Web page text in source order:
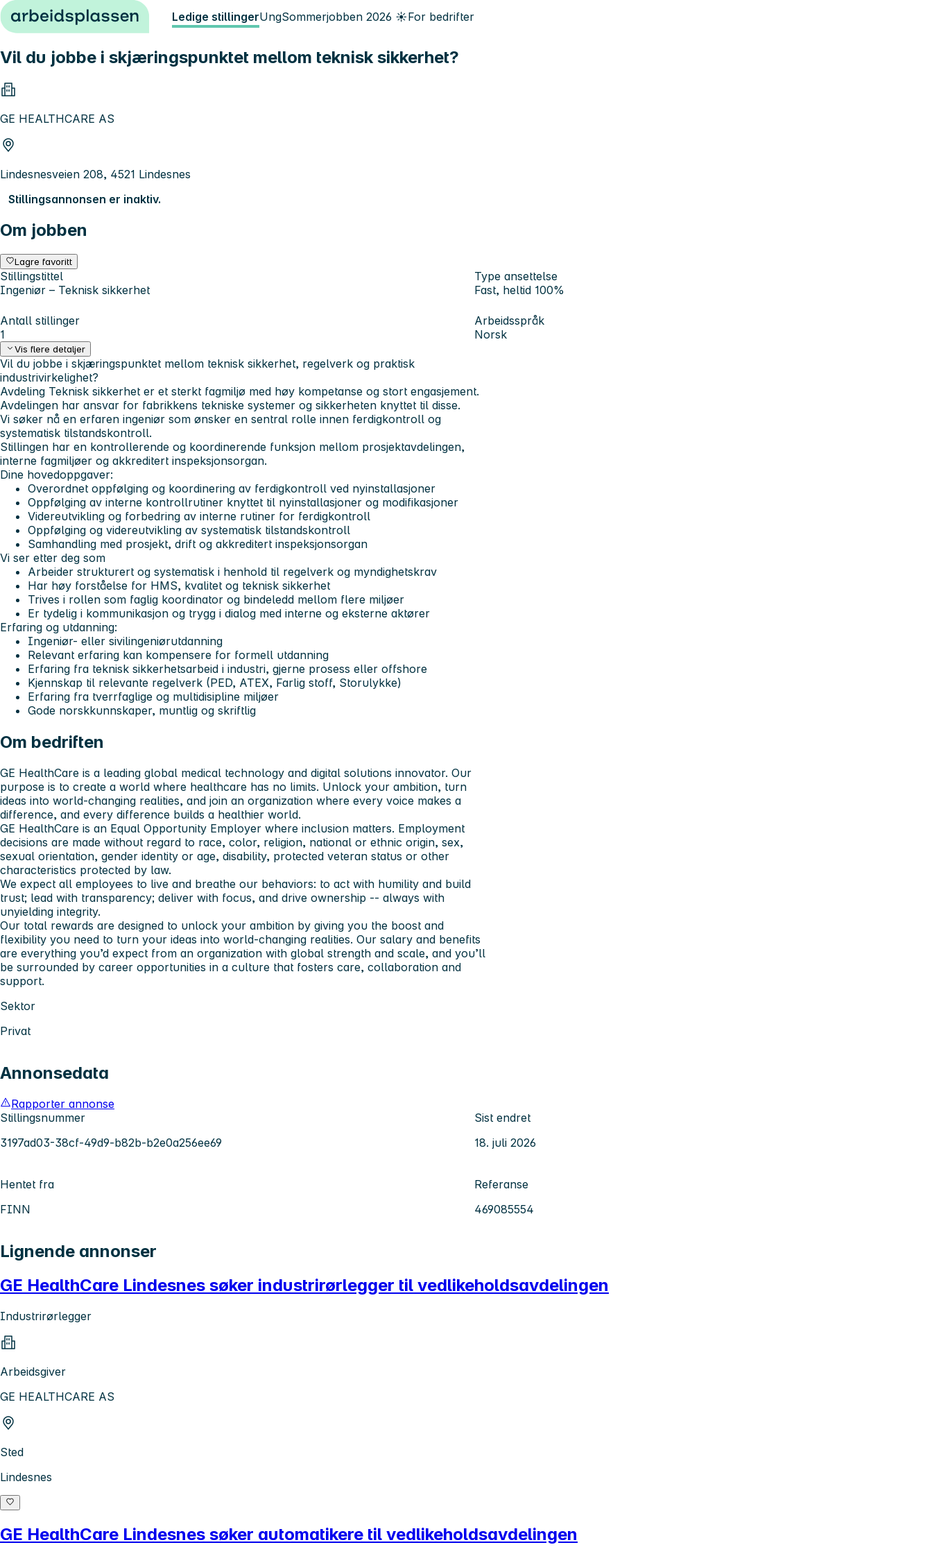
Hopp til innhold Ledige stillingerUngSommerjobben 2026 ☀️For bedrifter
Vil du jobbe i skjæringspunktet mellom teknisk sikkerhet?
GE HEALTHCARE AS
Lindesnesveien 208, 4521 Lindesnes
Stillingsannonsen er inaktiv.
Om jobben
Lagre favoritt
Stillingstittel
Ingeniør – Teknisk sikkerhet
Type ansettelse
Fast, heltid 100%
Antall stillinger
1
Arbeidsspråk
Norsk
Vis flere detaljer
Vil du jobbe i skjæringspunktet mellom teknisk sikkerhet, regelverk og praktisk
industrivirkelighet?
Avdeling Teknisk sikkerhet er et sterkt fagmiljø med høy kompetanse og stort engasjement.
Avdelingen har ansvar for fabrikkens tekniske systemer og sikkerheten knyttet til disse.
Vi søker nå en erfaren ingeniør som ønsker en sentral rolle innen ferdigkontroll og
systematisk tilstandskontroll.
Stillingen har en kontrollerende og koordinerende funksjon mellom prosjektavdelingen,
interne fagmiljøer og akkreditert inspeksjonsorgan.
Dine hovedoppgaver:
Overordnet oppfølging og koordinering av ferdigkontroll ved nyinstallasjoner
Oppfølging av interne kontrollrutiner knyttet til nyinstallasjoner og modifikasjoner
Videreutvikling og forbedring av interne rutiner for ferdigkontroll
Oppfølging og videreutvikling av systematisk tilstandskontroll
Samhandling med prosjekt, drift og akkreditert inspeksjonsorgan
Vi ser etter deg som
Arbeider strukturert og systematisk i henhold til regelverk og myndighetskrav
Har høy forståelse for HMS, kvalitet og teknisk sikkerhet
Trives i rollen som faglig koordinator og bindeledd mellom flere miljøer
Er tydelig i kommunikasjon og trygg i dialog med interne og eksterne aktører
Erfaring og utdanning:
Ingeniør- eller sivilingeniørutdanning
Relevant erfaring kan kompensere for formell utdanning
Erfaring fra teknisk sikkerhetsarbeid i industri, gjerne prosess eller offshore
Kjennskap til relevante regelverk (PED, ATEX, Farlig stoff, Storulykke)
Erfaring fra tverrfaglige og multidisipline miljøer
Gode norskkunnskaper, muntlig og skriftlig
Om bedriften
GE HealthCare is a leading global medical technology and digital solutions innovator. Our
purpose is to create a world where healthcare has no limits. Unlock your ambition, turn
ideas into world-changing realities, and join an organization where every voice makes a
difference, and every difference builds a healthier world.
GE HealthCare is an Equal Opportunity Employer where inclusion matters. Employment
decisions are made without regard to race, color, religion, national or ethnic origin, sex,
sexual orientation, gender identity or age, disability, protected veteran status or other
characteristics protected by law.
We expect all employees to live and breathe our behaviors: to act with humility and build
trust; lead with transparency; deliver with focus, and drive ownership -- always with
unyielding integrity.
Our total rewards are designed to unlock your ambition by giving you the boost and
flexibility you need to turn your ideas into world-changing realities. Our salary and benefits
are everything you’d expect from an organization with global strength and scale, and you’ll
be surrounded by career opportunities in a culture that fosters care, collaboration and
support.
Sektor
Privat
Annonsedata
Rapporter annonse
Stillingsnummer
3197ad03-38cf-49d9-b82b-b2e0a256ee69
Sist endret
18. juli 2026
Hentet fra
FINN
Referanse
469085554
Lignende annonser
GE HealthCare Lindesnes søker industrirørlegger til vedlikeholdsavdelingen
Industrirørlegger
Arbeidsgiver
GE HEALTHCARE AS
Sted
Lindesnes
GE HealthCare Lindesnes søker automatikere til vedlikeholdsavdelingen